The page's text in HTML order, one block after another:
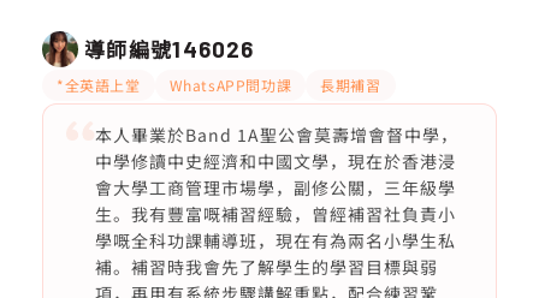
導師編號146026
*全英語上堂 WhatsAPP問功課 長期補習
本人畢業於Band 1A聖公會莫壽增會督中學，
中學修讀中史經濟和中國文學，現在於香港浸
會大學工商管理市場學，副修公關，三年級學
生。我有豐富嘅補習經驗，曾經補習社負責小
學嘅全科功課輔導班，現在有為兩名小學生私
補。補習時我會先了解學生的學習目標與弱
項，再用有系統步驟講解重點，配合練習鞏